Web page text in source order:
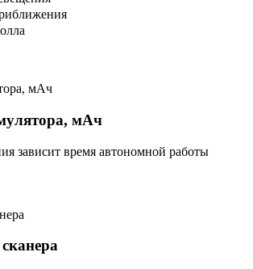
мАч
мАч
зависит время автономной работы